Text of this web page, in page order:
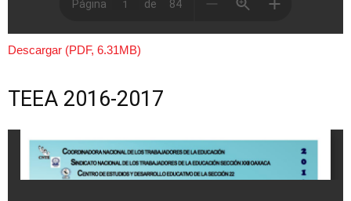
Descargar (PDF, 6.31MB)
TEEA 2016-2017